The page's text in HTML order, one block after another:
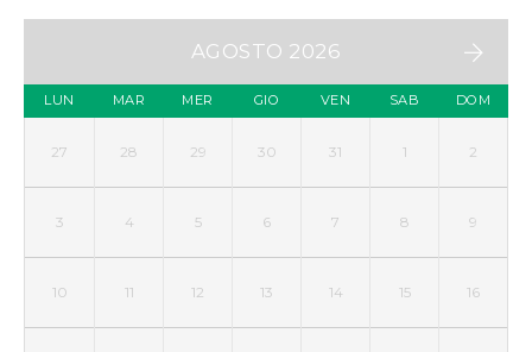
AGOSTO 2026
LUN MAR MER GIO VEN SAB DOM
27 28 29 30 31 1 2
3 4 5 6 7 8 9
10 11 12 13 14 15 16